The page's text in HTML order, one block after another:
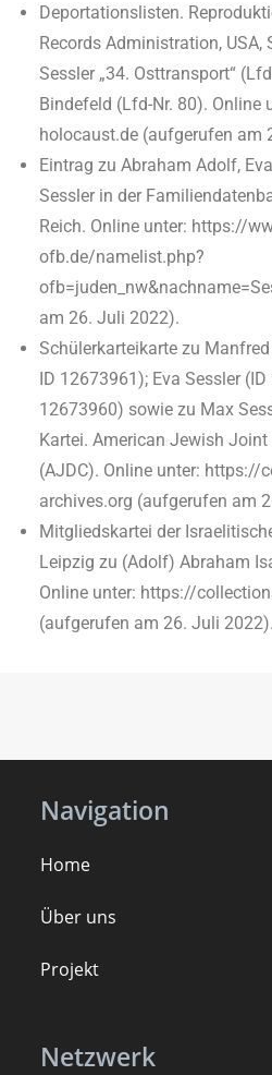
Deportationslisten.
Records Administration,
Sessler „34. Osttransport“
Bindefeld (Lfd-Nr. 80). Online
holocaust.de (aufgerufen am
Eintrag zu Abraham Adolf,
Sessler in der
Reich. Online unter: https://
ofb.de/namelist.php?
am 26. Juli 2022).
Schülerkarteikarte zu
ID 12673961); Eva Sessler
12673960) sowie zu Max
Kartei. American Jewish
(AJDC). Online unter: https://
archives.org (aufgerufen am
Mitgliedskartei der
Leipzig zu (Adolf) Abraham
Online unter: https://
(aufgerufen am 26. Juli 2022).
Navigation
Home
Über uns
Projekt
Netzwerk